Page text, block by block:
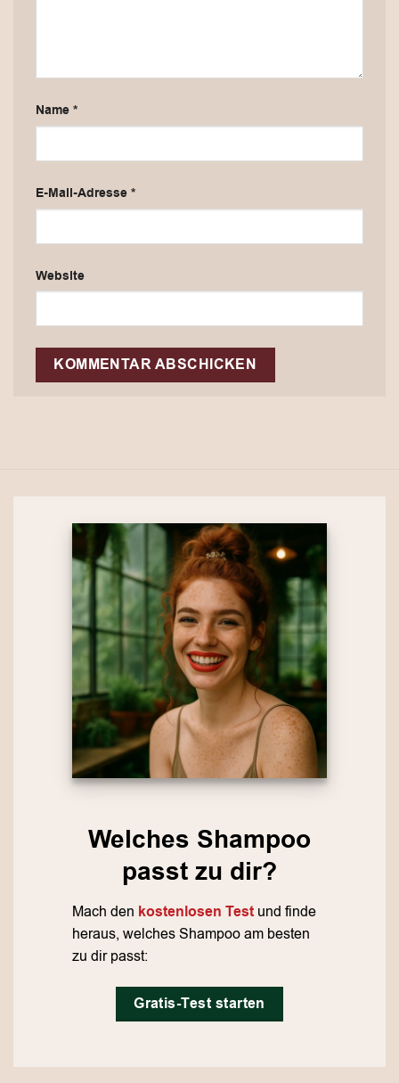
Name*
E-Mail-Adresse*
Website
Welches Shampoo
passt zu dir?
Mach den kostenlosen Testund finde
heraus, welches Shampoo am besten
zu dir passt:
Gratis-Test starten